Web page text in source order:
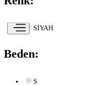
SİYAH
Beden:
S